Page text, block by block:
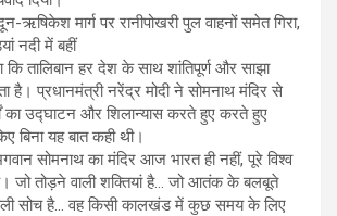
ऋषिकेश मार्ग पर रानीपोखरी पुल वाहनों समेत गिरा,
नदी में बहीं
कि तालिबान हर देश के साथ शांतिपूर्ण और साझा
है। प्रधानमंत्री नरेंद्र मोदी ने सोमनाथ मंदिर से
का उद्घाटन और शिलान्यास करते हुए करते हुए
बिना यह बात कही थी।
सोमनाथ का मंदिर आज भारत ही नहीं, पूरे विश्व
जो तोड़ने वाली शक्तियां है… जो आतंक के बलबूते
सोच है… वह किसी कालखंड में कुछ समय के लिए